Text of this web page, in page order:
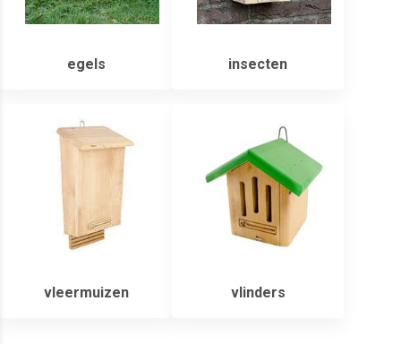
egels insecten
vleermuizen vlinders